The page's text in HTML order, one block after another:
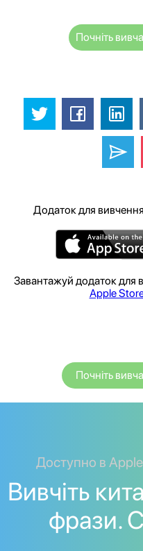
Почніть
Додаток для
Завантажуй додаток для
Apple
Почніть
Доступно в
Вивчіть
фрази.